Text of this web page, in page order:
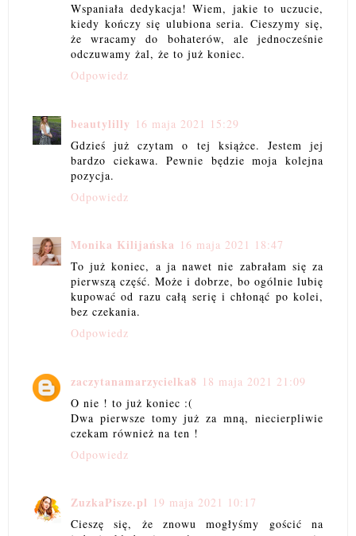
Wspaniała dedykacja! Wiem, jakie to uczucie,
kiedy kończy się ulubiona seria. Cieszymy się,
że wracamy do bohaterów, ale jednocześnie
odczuwamy żal, że to już koniec.
Odpowiedz
beautylilly 16 maja 2021 15:29
Gdzieś już czytam o tej książce. Jestem jej
bardzo ciekawa. Pewnie będzie moja kolejna
pozycja.
Odpowiedz
Monika Kilijańska 16 maja 2021 18:47
To już koniec, a ja nawet nie zabrałam się za
pierwszą część. Może i dobrze, bo ogólnie lubię
kupować od razu całą serię i chłonąć po kolei,
bez czekania.
Odpowiedz
zaczytanamarzycielka8 18 maja 2021 21:09
O nie ! to już koniec :(
Dwa pierwsze tomy już za mną, niecierpliwie
czekam również na ten !
Odpowiedz
ZuzkaPisze.pl 19 maja 2021 10:17
Cieszę się, że znowu mogłyśmy gościć na